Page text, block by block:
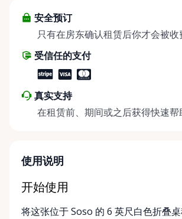
安全预订
只有在房东确认租赁后你才会被收
受信任的支付
真实支持
在租赁前、期间或之后获得快速帮
使用说明
开始使用
将这张位于 Soso 的 6 英尺白色折叠